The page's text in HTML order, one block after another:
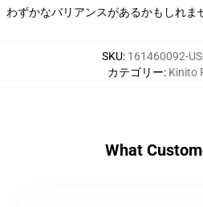
わずかなバリアンスがあるかもしれま
SKU: 161460092-
カテゴリー: Kinito
What